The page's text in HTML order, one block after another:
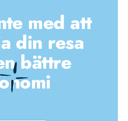
med att
din resa
bättre